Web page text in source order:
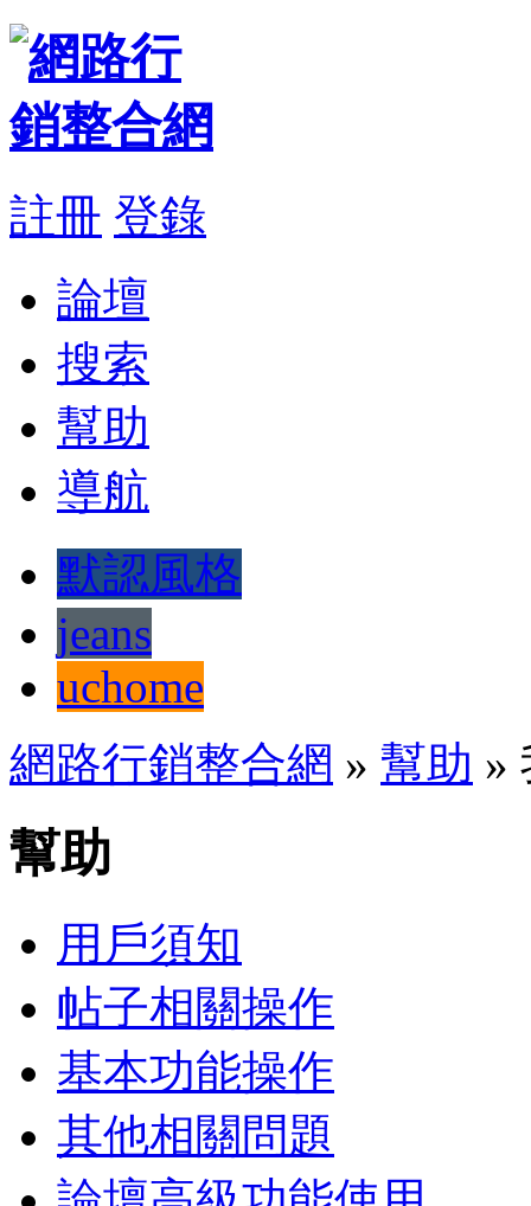
註冊 登錄
論壇
搜索
幫助
導航
默認風格
jeans
uchome
網路行銷整合網 » 幫助 »
幫助
用戶須知
帖子相關操作
基本功能操作
其他相關問題